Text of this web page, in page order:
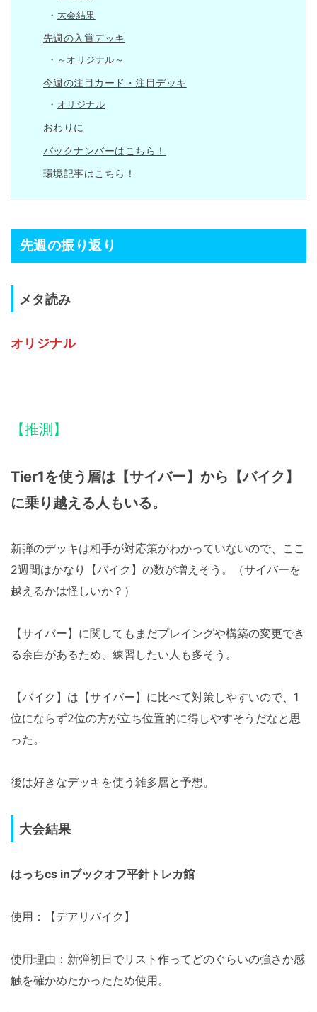
大会結果
先週の入賞デッキ
～オリジナル～
今週の注目カード・注目デッキ
オリジナル
おわりに
バックナンバーはこちら！
環境記事はこちら！
先週の振り返り
メタ読み
オリジナル
【推測】
Tier1を使う層は【サイバー】から【バイク】
に乗り越える人もいる。
新弾のデッキは相手が対応策がわかっていないので、ここ
2週間はかなり【バイク】の数が増えそう。（サイバーを
越えるかは怪しいか？）
【サイバー】に関してもまだプレイングや構築の変更でき
る余白があるため、練習したい人も多そう。
【バイク】は【サイバー】に比べて対策しやすいので、1
位にならず2位の方が立ち位置的に得しやすそうだなと思
った。
後は好きなデッキを使う雑多層と予想。
大会結果
はっちcs inブックオフ平針トレカ館
使用：【デアリバイク】
使用理由：新弾初日でリスト作ってどのぐらいの強さか感
触を確かめたかったため使用。